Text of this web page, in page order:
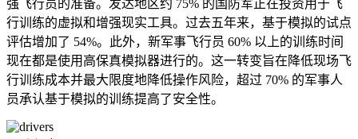
强飞行员的准备。发达地区约 75% 的国防军正在投资用于飞
行训练的虚拟和增强现实工具。过去五年来，基于模拟的试点
评估增加了 54%。此外，新军事飞行员 60% 以上的训练时间
现在都是使用高保真模拟器进行的。这一转变旨在降低现场飞
行训练成本并最大限度地降低操作风险，超过 70% 的军事人
员承认基于模拟的训练提高了安全性。